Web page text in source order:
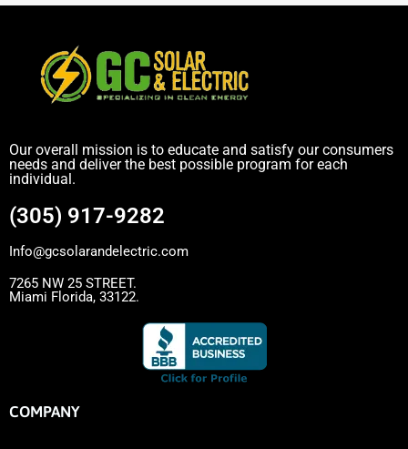
Our overall mission is to educate and satisfy our consumers
needs and deliver the best possible program for each
individual.
(305) 917-9282
Info@gcsolarandelectric.com
7265 NW 25 STREET.
Miami Florida, 33122.
COMPANY